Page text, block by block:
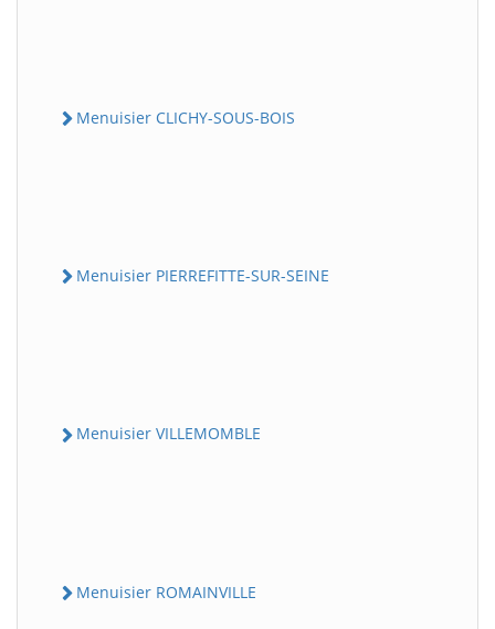
Menuisier CLICHY-SOUS-BOIS
Menuisier PIERREFITTE-SUR-SEINE
Menuisier VILLEMOMBLE
Menuisier ROMAINVILLE